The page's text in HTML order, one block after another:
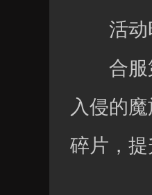
活动
合服第
入侵的
碎片，